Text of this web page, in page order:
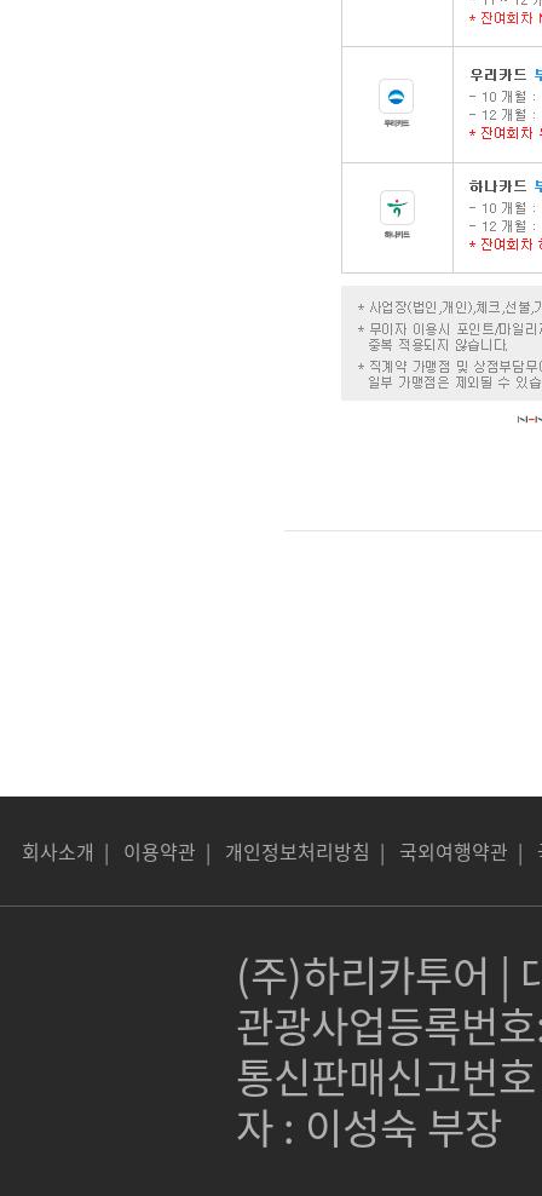
회사소개 | 이용약관 | 개인정보처리방침 | 국외여행약관 |
(주)하리카투어 |
관광사업등록번
통신판매신고번
자 : 이성숙 부장